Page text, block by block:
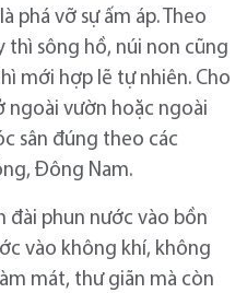
phá vỡ sự ấm áp. Theo
thì sông hồ, núi non cũng
mới hợp lẽ tự nhiên. Cho
ngoài vườn hoặc ngoài
sân đúng theo các
Đông Nam.
đài phun nước vào bồn
vào không khí, không
mát, thư giãn mà còn